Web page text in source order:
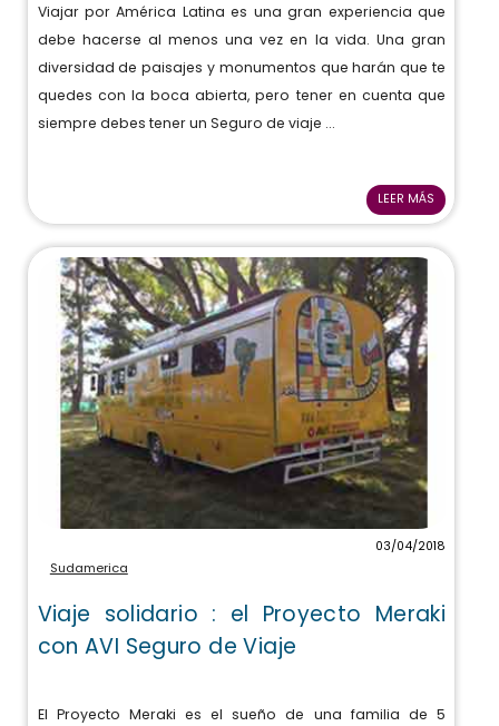
Viajar por América Latina es una gran experiencia que
debe hacerse al menos una vez en la vida. Una gran
diversidad de paisajes y monumentos que harán que te
quedes con la boca abierta, pero tener en cuenta que
siempre debes tener un Seguro de viaje ...
LEER MÁS
03/04/2018
Sudamerica
Viaje solidario : el Proyecto Meraki
con AVI Seguro de Viaje
El Proyecto Meraki es el sueño de una familia de 5